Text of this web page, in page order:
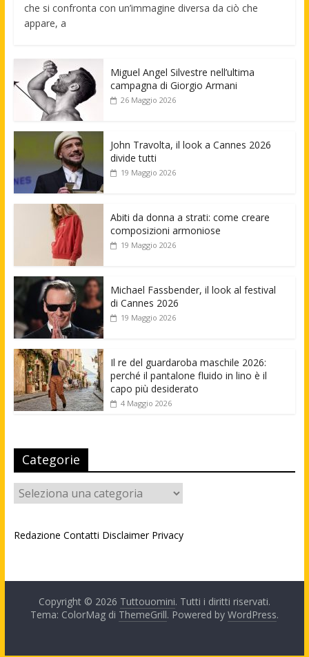
che si confronta con un’immagine diversa da ciò che
appare, a
Miguel Angel Silvestre nell’ultima
campagna di Giorgio Armani
26 Maggio 2026
John Travolta, il look a Cannes 2026
divide tutti
19 Maggio 2026
Abiti da donna a strati: come creare
composizioni armoniose
19 Maggio 2026
Michael Fassbender, il look al festival
di Cannes 2026
19 Maggio 2026
Il re del guardaroba maschile 2026:
perché il pantalone fluido in lino è il
capo più desiderato
4 Maggio 2026
Categorie
Categorie
Redazione Contatti Disclaimer Privacy
Copyright © 2026 Tuttouomini. Tutti i diritti riservati.
Tema: ColorMag di ThemeGrill. Powered by WordPress.